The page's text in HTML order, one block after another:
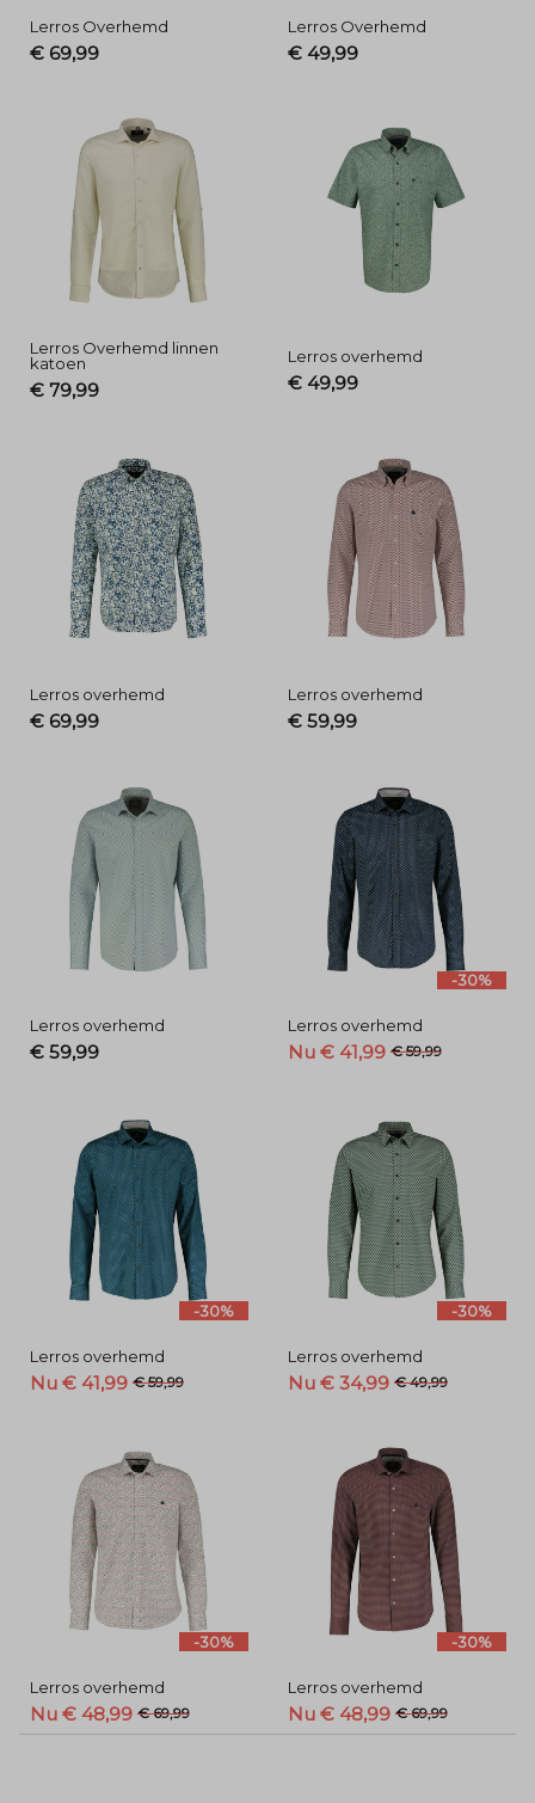
Lerros Overhemd
€ 69,99
Lerros Overhemd
€ 49,99
Lerros Overhemd linnen
katoen
€ 79,99
Lerros overhemd
€ 49,99
Lerros overhemd
€ 69,99
Lerros overhemd
€ 59,99
Lerros overhemd
€ 59,99
-30%
Lerros overhemd
Nu € 41,99 € 59,99
-30%
Lerros overhemd
Nu € 41,99 € 59,99
-30%
Lerros overhemd
Nu € 34,99 € 49,99
-30%
Lerros overhemd
Nu € 48,99 € 69,99
-30%
Lerros overhemd
Nu € 48,99 € 69,99